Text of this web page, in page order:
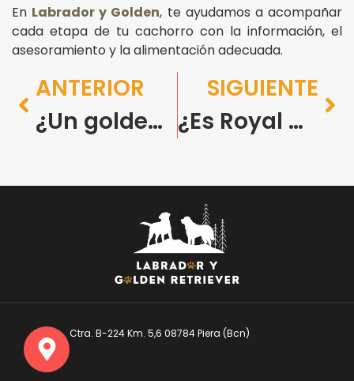
En Labrador y Golden, te ayudamos a acompañar
cada etapa de tu cachorro con la información, el
asesoramiento y la alimentación adecuada.
ANTERIOR
¿Un golden labrador es lo mismo que un labrador retriever?
SIGUIENTE
¿Es Royal Canin bueno para cachorros de labrador? Opinión profesional
Ctra. B-224 Km. 5,6 08784 Piera (Bcn)